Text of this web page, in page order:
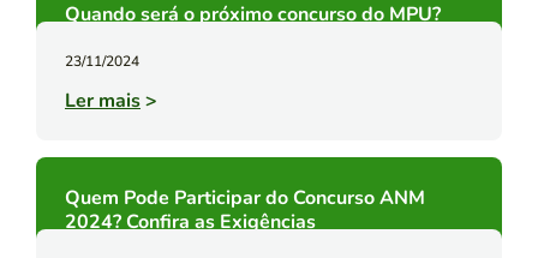
Quando será o próximo concurso do MPU?
23/11/2024
Ler mais>
Quem Pode Participar do Concurso ANM
2024? Confira as Exigências